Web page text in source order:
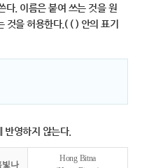
다. 이름은 붙여 쓰는 것을 원
것을 허용한다.( ( ) 안의 표기
반영하지 않는다.
빛나
Hong Bitna